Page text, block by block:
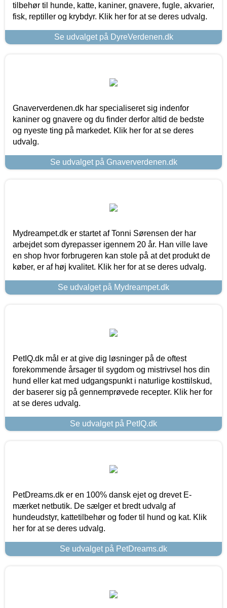
tilbehør til hunde, katte, kaniner, gnavere, fugle, akvarier,
fisk, reptiller og krybdyr. Klik her for at se deres udvalg.
Se udvalget på DyreVerdenen.dk
Gnaververdenen.dk har specialiseret sig indenfor
kaniner og gnavere og du finder derfor altid de bedste
og nyeste ting på markedet. Klik her for at se deres
udvalg.
Se udvalget på Gnaververdenen.dk
Mydreampet.dk er startet af Tonni Sørensen der har
arbejdet som dyrepasser igennem 20 år. Han ville lave
en shop hvor forbrugeren kan stole på at det produkt de
køber, er af høj kvalitet. Klik her for at se deres udvalg.
Se udvalget på Mydreampet.dk
PetIQ.dk mål er at give dig løsninger på de oftest
forekommende årsager til sygdom og mistrivsel hos din
hund eller kat med udgangspunkt i naturlige kosttilskud,
der baserer sig på gennemprøvede recepter. Klik her for
at se deres udvalg.
Se udvalget på PetIQ.dk
PetDreams.dk er en 100% dansk ejet og drevet E-
mærket netbutik. De sælger et bredt udvalg af
hundeudstyr, kattetilbehør og foder til hund og kat. Klik
her for at se deres udvalg.
Se udvalget på PetDreams.dk